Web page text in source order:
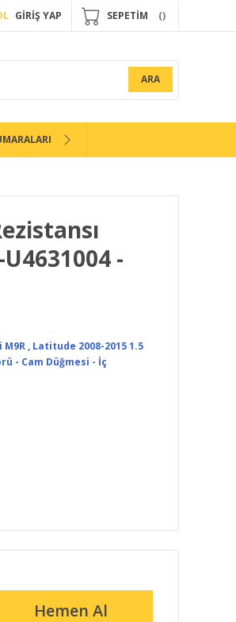
GİRİŞ YAP SEPETİM
ARA
-
M9R , Latitude 2008-2015 1.5
- Cam Düğmesi - İç
Hemen Al